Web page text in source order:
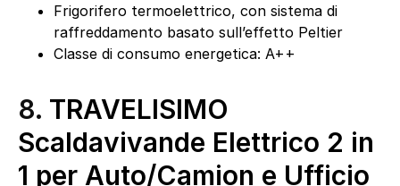
Frigorifero termoelettrico, con sistema di
raffreddamento basato sull’effetto Peltier
Classe di consumo energetica: A++
8. TRAVELISIMO
Scaldavivande Elettrico 2 in
1 per Auto/Camion e Ufficio